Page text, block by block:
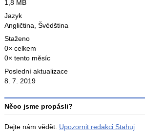
1,8 MB
Jazyk
Angličtina Švédština
Staženo
0× celkem
0× tento měsíc
Poslední aktualizace
8. 7. 2019
Něco jsme propásli?
Dejte nám vědět. Upozornit redakci Stahuj